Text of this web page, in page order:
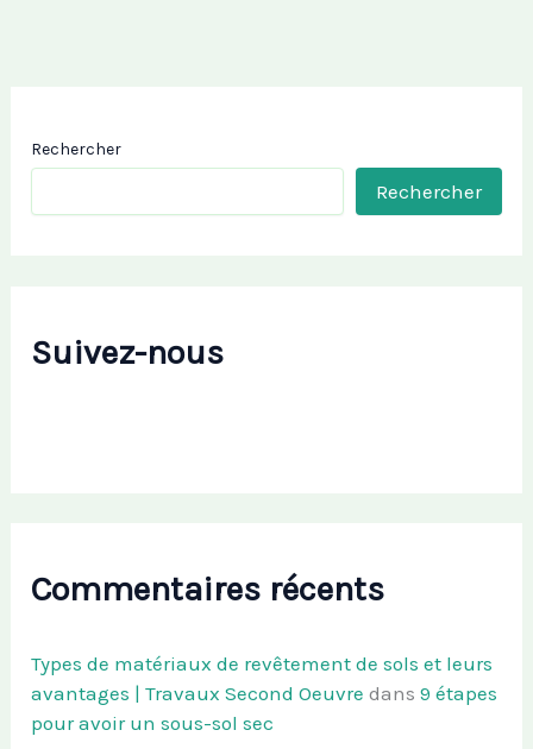
Rechercher
Rechercher
Suivez-nous
Commentaires récents
Types de matériaux de revêtement de sols et leurs
avantages | Travaux Second Oeuvre dans9 étapes
pour avoir un sous-sol sec